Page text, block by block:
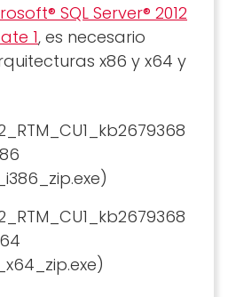
SQL Server® 2012
1, es necesario
x86 y x64 y